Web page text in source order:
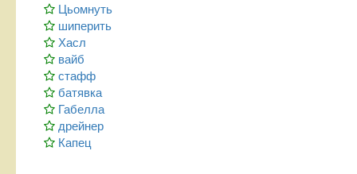
Цьомнуть
шиперить
Хасл
вайб
стафф
батявка
Габелла
дрейнер
Капец